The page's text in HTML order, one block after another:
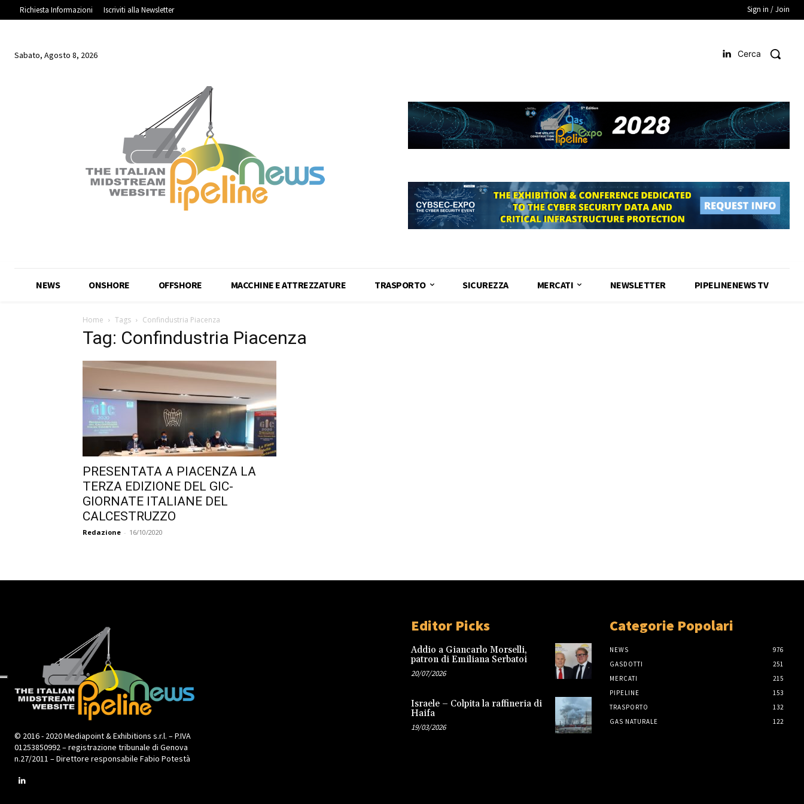
Richiesta Informazioni Iscriviti alla Newsletter Sign in / Join
Sabato, Agosto 8, 2026 Cerca
NEWS ONSHORE OFFSHORE MACCHINE E ATTREZZATURE TRASPORTO SICUREZZA MERCATI NEWSLETTER PIPELINENEWS TV
Home Tags Confindustria Piacenza
Tag: Confindustria Piacenza
PRESENTATA A PIACENZA LA
TERZA EDIZIONE DEL GIC-
GIORNATE ITALIANE DEL
CALCESTRUZZO
Redazione - 16/10/2020
© 2016 - 2020 Mediapoint & Exhibitions s.r.l. – P.IVA
01253850992 – registrazione tribunale di Genova
n.27/2011 – Direttore responsabile Fabio Potestà
Editor Picks
Addio a Giancarlo Morselli,
patron di Emiliana Serbatoi
20/07/2026
Israele – Colpita la raffineria di
Haifa
19/03/2026
Categorie Popolari
NEWS
976
GASDOTTI
251
MERCATI
215
PIPELINE
153
TRASPORTO
132
GAS NATURALE
122